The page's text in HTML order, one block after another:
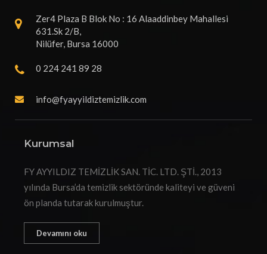
Zer4 Plaza B Blok No : 16 Alaaddinbey Mahallesi
631.Sk 2/B,
Nilüfer, Bursa 16000
0 224 241 89 28
info@fyayyildiztemizlik.com
Kurumsal
FY AYYILDIZ TEMİZLİK SAN. TİC. LTD. ŞTİ., 2013
yılında Bursa’da temizlik sektöründe kaliteyi ve güveni
ön planda tutarak kurulmuştur.
Devamını oku